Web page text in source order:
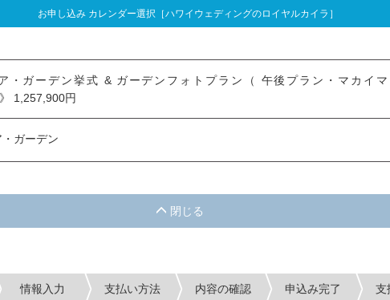
お申し込み カレンダー選択［ハワイウェディングのロイヤルカイラ］
・ガーデン挙式 & ガーデンフォトプラン（ 午後プラン・マカイマ
1,257,900円
ガーデン
込み カレンダー選択
情報入力 支払い方法 内容の確認 申込み完了 支